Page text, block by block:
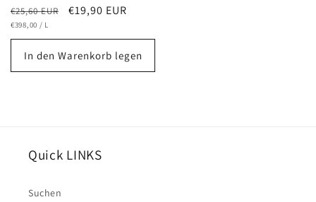
Normaler
Preis
€25,60 EUR Verkaufspreis
€19,90 EUR
GRUNDPREIS
€398,00 / PRO
L
In den Warenkorb legen
Quick LINKS
Suchen